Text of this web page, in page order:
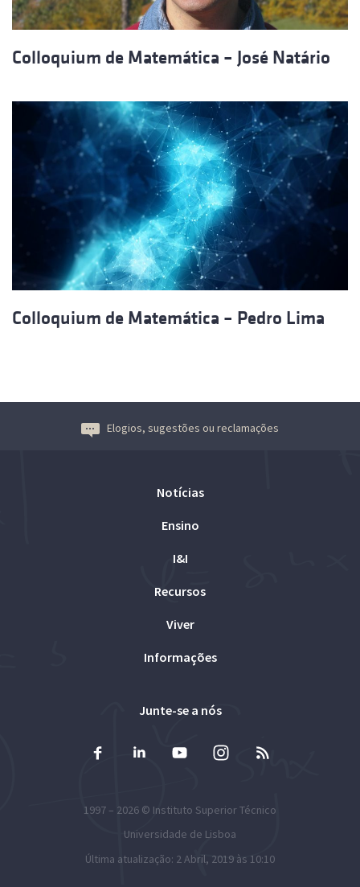
Colloquium de Matemática – José Natário
Colloquium de Matemática – Pedro Lima
Elogios, sugestões ou reclamações
Notícias
Ensino
I&I
Recursos
Viver
Informações
Junte-se a nós
1997 – 2026 © Instituto Superior Técnico
Universidade de Lisboa
Última atualização: 2 Abril, 2019 às 10:10